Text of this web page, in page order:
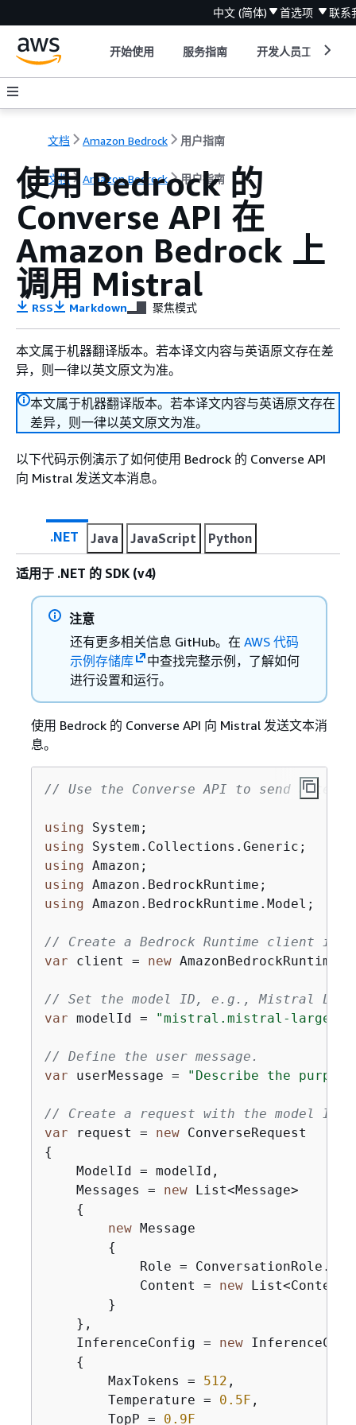
中文 (简体) 首选项 联系
开始使用 服务指南 开发人员工具
文档 Amazon Bedrock 用户指南
文档 Amazon Bedrock 用户指南
使用 Bedrock 的
Converse API 在
Amazon Bedrock 上
调用 Mistral
RSS Markdown 聚焦模式
本文属于机器翻译版本。若本译文内容与英语原文存在差
异，则一律以英文原文为准。
本文属于机器翻译版本。若本译文内容与英语原文存在
差异，则一律以英文原文为准。
以下代码示例演示了如何使用 Bedrock 的 Converse API
向 Mistral 发送文本消息。
.NET Java JavaScript Python
适用于 .NET 的 SDK (v4)
注意
还有更多相关信息 GitHub。在 AWS 代码
示例存储库
中查找完整示例，了解如何
进行设置和运行。
使用 Bedrock 的 Converse API 向 Mistral 发送文本消
息。
// Use the Converse API to send a text
using
using
using
using
using Amazon.BedrockRuntime.Model;
// Create a Bedrock Runtime client in
var client = new
// Set the model ID, e.g., Mistral
var modelId = "mistral.mistral-large-
// Define the user message.
var userMessage = "Describe the
// Create a request with the model ID,
var request = new
{
    ModelId = modelId,
    Messages =
new List<Message>
{
new Message
{
Role =
            Content =
new
        }
    },
    InferenceConfig =
new
{
        MaxTokens =
512 ,
        Temperature =
0.5F ,
        TopP =
0.9F